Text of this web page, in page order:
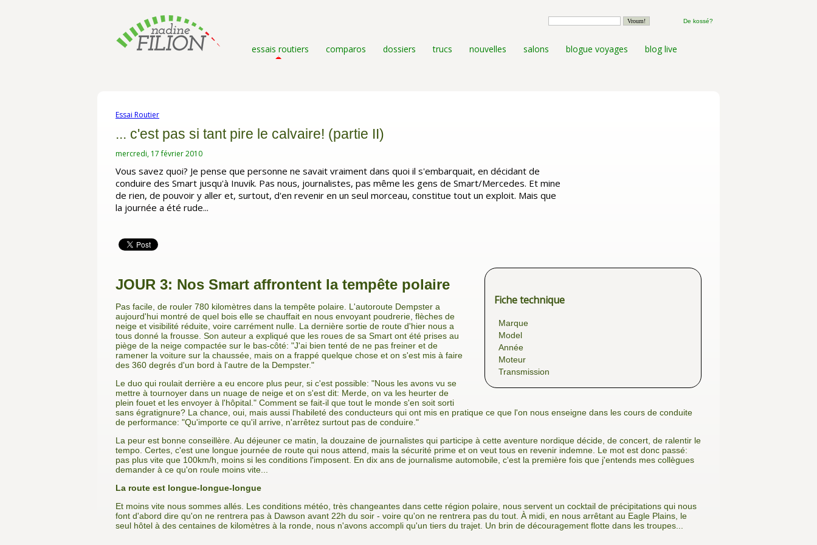
essais routiers comparos dossiers trucs nouvelles salons blogue voyages blog live
De kossé?
Essai Routier
... c'est pas si tant pire le calvaire! (partie II)
mercredi, 17 février 2010
Vous savez quoi? Je pense que personne ne savait vraiment dans quoi il s'embarquait, en décidant de
conduire des Smart jusqu'à Inuvik. Pas nous, journalistes, pas même les gens de Smart/Mercedes. Et mine
de rien, de pouvoir y aller et, surtout, d'en revenir en un seul morceau, constitue tout un exploit. Mais que
la journée a été rude...
Fiche technique
Marque
Model
Année
Moteur
Transmission
JOUR 3: Nos Smart affrontent la tempête polaire
Pas facile, de rouler 780 kilomètres dans la tempête polaire. L'autoroute Dempster a
aujourd'hui montré de quel bois elle se chauffait en nous envoyant poudrerie, flèches de
neige et visibilité réduite, voire carrément nulle. La dernière sortie de route d'hier nous a
tous donné la frousse. Son auteur a expliqué que les roues de sa Smart ont été prises au
piège de la neige compactée sur le bas-côté: "J'ai bien tenté de ne pas freiner et de
ramener la voiture sur la chaussée, mais on a frappé quelque chose et on s'est mis à faire
des 360 degrés d'un bord à l'autre de la Dempster."
Le duo qui roulait derrière a eu encore plus peur, si c'est possible: "Nous les avons vu se
mettre à tournoyer dans un nuage de neige et on s'est dit: Merde, on va les heurter de
plein fouet et les envoyer à l'hôpital." Comment se fait-il que tout le monde s'en soit sorti
sans égratignure? La chance, oui, mais aussi l'habileté des conducteurs qui ont mis en pratique ce que l'on nous enseigne dans les cours de conduite
de performance: "Qu'importe ce qu'il arrive, n'arrêtez surtout pas de conduire."
La peur est bonne conseillère. Au déjeuner ce matin, la douzaine de journalistes qui participe à cette aventure nordique décide, de concert, de ralentir le
tempo. Certes, c'est une longue journée de route qui nous attend, mais la sécurité prime et on veut tous en revenir indemne. Le mot est donc passé:
pas plus vite que 100km/h, moins si les conditions l'imposent. En dix ans de journalisme automobile, c'est la première fois que j'entends mes collègues
demander à ce qu'on roule moins vite...
La route est longue-longue-longue
Et moins vite nous sommes allés. Les conditions météo, très changeantes dans cette région polaire, nous servent un cocktail de précipitations qui nous
font d'abord dire qu'on ne rentrera pas à Dawson avant 22h du soir - voire qu'on ne rentrera pas du tout. À midi, en nous arrêtant au Eagle Plains, le
seul hôtel à des centaines de kilomètres à la ronde, nous n'avons accompli qu'un tiers du trajet. Un brin de découragement flotte dans les troupes...